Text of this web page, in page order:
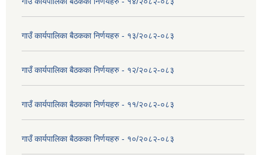
गाउँ कार्यपालिका बैठकका निर्णयहरु - १३/२०८२-०८३
गाउँ कार्यपालिका बैठकका निर्णयहरु - १२/२०८२-०८३
गाउँ कार्यपालिका बैठकका निर्णयहरु - ११/२०८२-०८३
गाउँ कार्यपालिका बैठकका निर्णयहरु - १०/२०८२-०८३